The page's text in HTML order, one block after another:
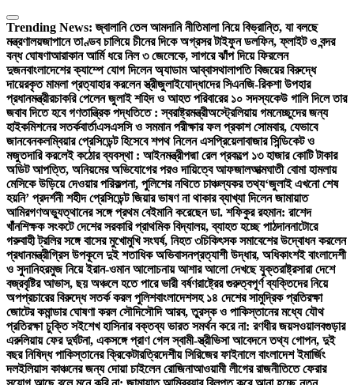
Skip
to
content
Trending News: জ্বালানি তেল আমদানি নীতিমালা নিয়ে বিভ্রান্তি, যা বলছে
মন্ত্রণালয়জাপানে তাণ্ডব চালিয়ে চীনের দিকে অগ্রসর টাইফুন ডলফিন, ফ্লাইট ও বন্দর
বন্ধ ঘোষণাআরাকান আর্মি ধরে নিল ৩ জেলেকে, সাগরে ঝাঁপ দিয়ে ফিরলেন
দুজনবাংলাদেশের ক্যাম্পে যোগ দিলেন অ্যাডাম আব্বাসথালাপতি বিজয়ের বিরুদ্ধে
দায়েরকৃত মামলা প্রত্যাহার করলেন স্ত্রীজুলাইযোদ্ধাদের সিএনজি-রিকশা উপহার
প্রধানমন্ত্রীরচাকরি পেলেন জুলাই শহিদ ও আহত পরিবারের ১০ সদস্যকেউ গালি দিলে তার
জবাব দিতে হবে গণতান্ত্রিক পদ্ধতিতে : স্বরাষ্ট্রমন্ত্রীঅস্ট্রেলিয়ায় গমনেচ্ছুদের জন্য
হাইকমিশনের সতর্কবার্তাএসএসসি ও সমমান পরীক্ষার ফল প্রকাশ সোমবার, যেভাবে
জানবেনকলম্বিয়ার প্রেসিডেন্ট হিসেবে শপথ নিলেন এসপ্রিয়েলাবাজার সিন্ডিকেট ও
মজুতদারি করলেই কঠোর ব্যবস্থা : আইনমন্ত্রীপদ্মা রেল প্রকল্পে ১৩ হাজার কোটি টাকার
অডিট আপত্তি, অনিয়মের অভিযোগের পরও দায়িত্বে আফজালআত্মঘাতী বোমা হামলায়
মেসিকে উড়িয়ে দেওয়ার পরিকল্পনা, পুলিশের নথিতে চাঞ্চল্যকর তথ্য‘জুলাই এখনো শেষ
হয়নি’ প্রদর্শনী শহীদ প্রেসিডেন্ট জিয়ার ভাষণ না থাকার ব্যাখ্যা দিলেন জামায়াত
আমিরগণঅভ্যুত্থানের সঙ্গে প্রথম বেইমানি করেছেন ডা. শফিকুর রহমান: রাশেদ
খাঁনশিক্ষক সংকটে দেশের সরকারি প্রাথমিক বিদ্যালয়, ব্যাহত হচ্ছে পাঠদাননাটোরে
গরুবাহী ট্রলির সঙ্গে বাসের মুখোমুখি সংঘর্ষ, নিহত ৩চিকিৎসক সমাবেশের উদ্বোধন করলেন
প্রধানমন্ত্রীগ্রিস উপকূলে দুই শতাধিক অভিবাসনপ্রত্যাশী উদ্ধার, অধিকাংশই বাংলাদেশী
ও সুদানিহরমুজ নিয়ে ইরান-ওমান আলোচনায় আশার আলো দেখছে যুক্তরাষ্ট্রসারা দেশে
বজ্রবৃষ্টির আভাস, ছয় অঞ্চলে হতে পারে ভারী বর্ষণরাষ্ট্রের গুরুত্বপূর্ণ ব্যক্তিদের নিয়ে
অপপ্রচারের বিরুদ্ধে সতর্ক করল পুলিশবাংলাদেশসহ ১৪ দেশের সামুদ্রিক প্রতিরক্ষা
জোটের কমান্ডার ঘোষণা করল সৌদিসৌদি আরব, তুরস্ক ও পাকিস্তানের মধ্যে যৌথ
প্রতিরক্ষা চুক্তি সইশেখ হাসিনার বক্তব্য ভারত সমর্থন করে না: রণধীর জয়সওয়ালবগুড়ার
এরুলিয়ায় ফের দুর্ঘটনা, একসঙ্গে প্রাণ গেল স্বামী-স্ত্রীভিসা আবেদনে তথ্য গোপন, দুই
বছর নিষিদ্ধ পাকিস্তানের ক্রিকেটারত্রিদেশীয় সিরিজের ফাইনালে বাংলাদেশ ইমার্জিং
দলইলিয়াস কাঞ্চনের জন্য দোয়া চাইলেন রোজিনাআওয়ামী লীগের রাজনীতিতে ফেরার